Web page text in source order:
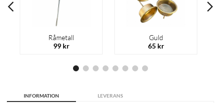
Råmetall
99 kr
Guld
65 kr
INFORMATION LEVERANS